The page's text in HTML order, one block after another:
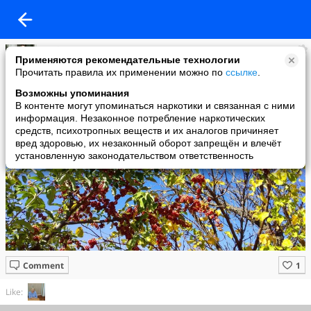
Применяются рекомендательные технологии
Прочитать правила их применении можно по ссылке
Возможны упоминания
В контенте могут упоминаться наркотики и связанная с ними
информация. Незаконное потребление наркотических
средств, психотропных веществ и их аналогов причиняет
вред здоровью, их незаконный оборот запрещён и влечёт
установленную законодательством ответственность
Haci
added a photo
03 Nov в 14:35
Comment
Like: